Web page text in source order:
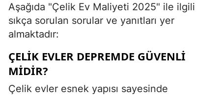
Aşağıda "Çelik Ev Maliyeti 2025" ile ilgili
sıkça sorulan sorular ve yanıtları yer
almaktadır:
ÇELIK EVLER DEPREMDE GÜVENLI
MIDIR?
Çelik evler esnek yapısı sayesinde